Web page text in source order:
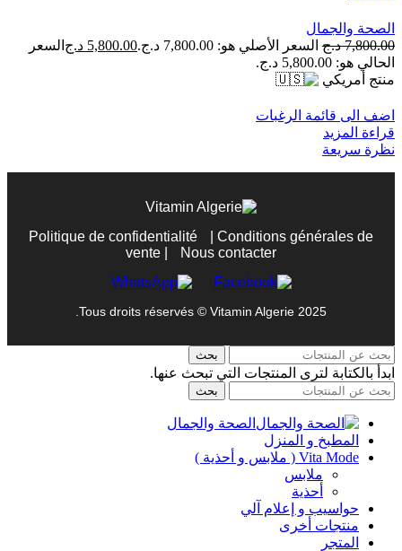
الصحة والجمال
7,800.00 د.ج السعر الأصلي هو: 7,800.00 د.ج. 5,800.00 د.ج السعر
الحالي هو: 5,800.00 د.ج.
منتج أمريكي
اضف الى قائمة الرغبات
قراءة المزيد
نظرة سريعة
Politique de confidentialité
Conditions générales de
vente
Nous contacter
Tous droits réservés © Vitamin Algerie 2025.
بحث
ابدأ بالكتابة لترى المنتجات التي تبحث عنها.
بحث
الصحة والجمال
المطبخ و المنزل
Vita Mode ( ملابس و أحذية )
ملابس
أحذية
حواسيب و إعلام آلي
منتجات أخرى
المتجر